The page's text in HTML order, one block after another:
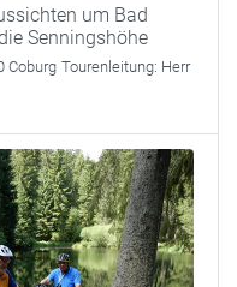
um Bad
Senningshöhe
Coburg Tourenleitung: Herr